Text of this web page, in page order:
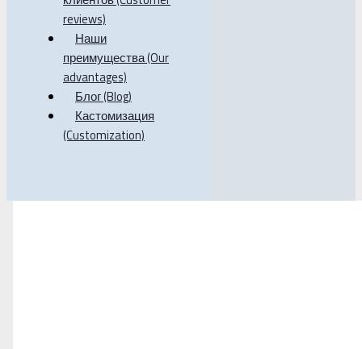
reviews)
Наши
преимущества (Our
advantages)
Блог (Blog)
Кастомизация
(Customization)